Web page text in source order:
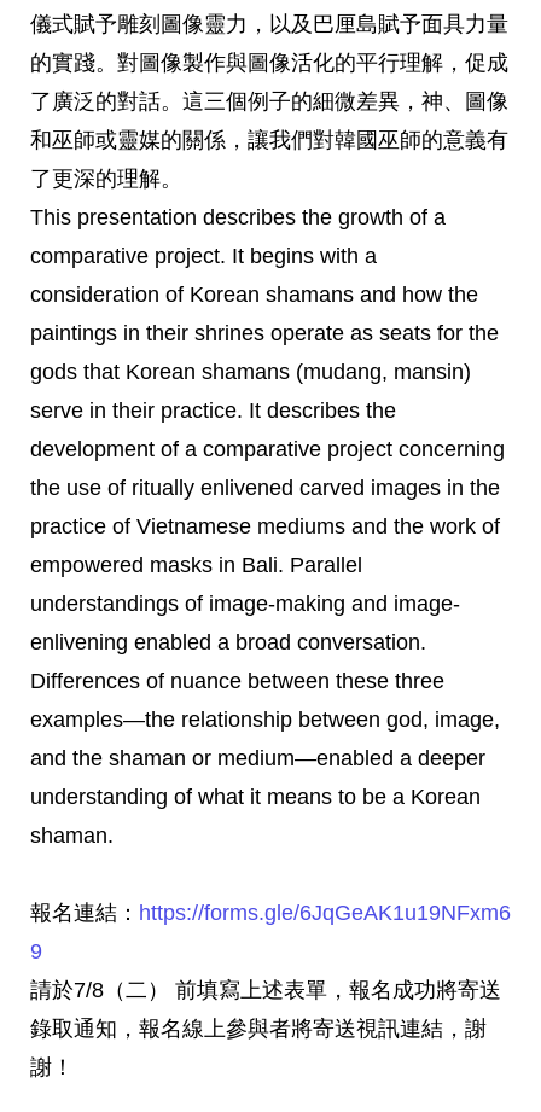
儀式賦予雕刻圖像靈力，以及巴厘島賦予面具力量
的實踐。對圖像製作與圖像活化的平行理解， 促成
了廣泛的對話。這三個例子的細微差異，神、
圖像
和巫師或靈媒的關係，讓我們對韓國巫師的意義有
了更深的理解。
This presentation describes the growth of a
comparative project. It begins with a
consideration of Korean shamans and how the
paintings in their shrines operate as seats for the
gods that Korean shamans (mudang, mansin)
serve in their practice. It describes the
development of a comparative project concerning
the use of ritually enlivened carved images in the
practice of Vietnamese mediums and the work of
empowered masks in Bali. Parallel
understandings of image-making and image-
enlivening enabled a broad conversation.
Differences of nuance between these three
examples—the relationship between god, image,
and the shaman or medium—enabled a deeper
understanding of what it means to be a Korean
shaman.
報名連結： https://forms.gle/6JqGeAK1u19NFxm6
9
請於7/8（二） 前填寫上述表單，報名成功將寄送
錄取通知，報名線上參與者將寄送視訊連結，謝
謝！